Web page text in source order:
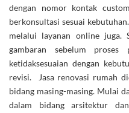
dengan nomor kontak
berkonsultasi sesuai
melalui layanan online juga.
gambaran sebelum proses
ketidaksesuaian dengan
revisi. Jasa renovasi rumah
bidang masing-masing. Mulai
dalam bidang arsitektur